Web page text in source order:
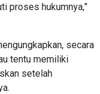
proses hukumnya,”
secara
tentu memiliki
setelah